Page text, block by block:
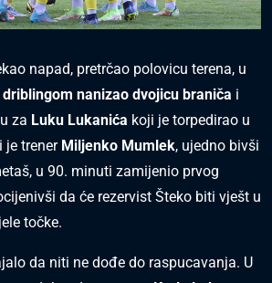
napad, pretrčao polovicu terena, u
driblingom nanizao dvojicu braniča i
za Luku Lukanića koji je torpedirao u
je trener Miljenko Mumlek, ujedno bivši
u 90. minuti zamijenio prvog
da će rezervist Šteko biti vješt u
točke.
da niti ne dođe do raspucavanja. U